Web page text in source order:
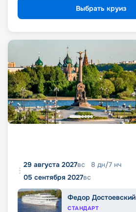
Выбрать круиз
29 августа 2027вс 8 дн/7 нч
05 сентября 2027вс
Федор Достоевский
СТАНДАРТ